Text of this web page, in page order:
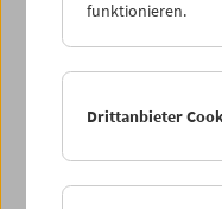
funktionieren.
Drittanbieter